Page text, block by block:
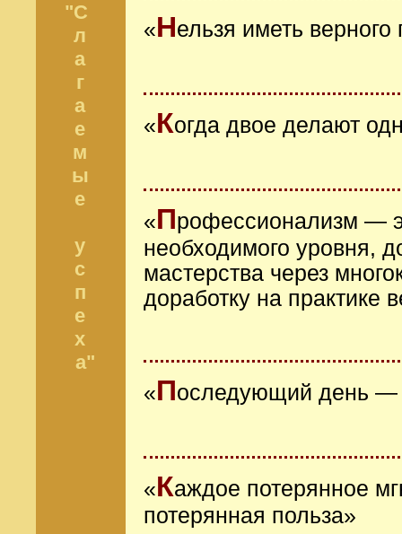
"С
л
а
г
а
е
м
ы
е
у
с
п
е
х
а"
«Нельзя иметь
«Когда двое делают
«Профессионализм ―
необходимого уровня,
мастерства через
доработку на
«Последующий день ―
«Каждое потерянное
потерянная польза»